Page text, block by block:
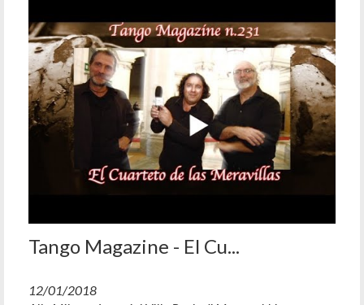
Tango Magazine - El Cu...
12/01/2018